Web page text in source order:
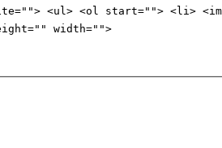
<ul> <ol start=""> <li>
width="">